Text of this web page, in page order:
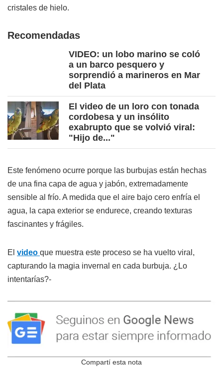
cristales de hielo.
Recomendadas
VIDEO: un lobo marino se coló
a un barco pesquero y
sorprendió a marineros en Mar
del Plata
El video de un loro con tonada
cordobesa y un insólito
exabrupto que se volvió viral:
"Hijo de..."
Este fenómeno ocurre porque las burbujas están hechas
de una fina capa de agua y jabón, extremadamente
sensible al frío. A medida que el aire bajo cero enfría el
agua, la capa exterior se endurece, creando texturas
fascinantes y frágiles.
El video que muestra este proceso se ha vuelto viral,
capturando la magia invernal en cada burbuja. ¿Lo
intentarías?-